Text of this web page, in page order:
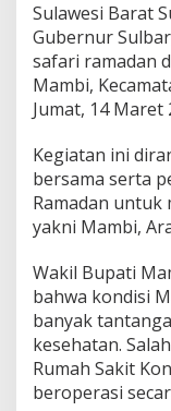
Sulawesi Barat
Gubernur
safari ramadan
Mambi,
Jumat, 14 Maret
Kegiatan ini
bersama serta
Ramadan untuk
yakni Mambi,
Wakil Bupati
bahwa kondisi
banyak
kesehatan.
Rumah Sakit
beroperasi